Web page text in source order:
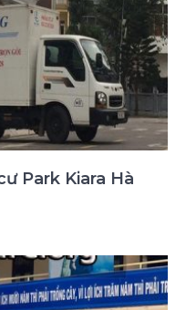
Park Kiara Hà